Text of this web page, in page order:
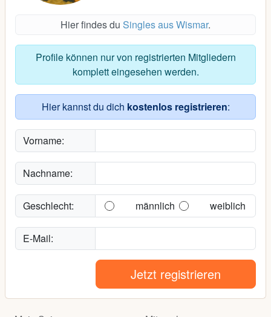
Hier findes du Singles aus Wismar.
Profile können nur von registrierten Mitgliedern
komplett eingesehen werden.
Hier kannst du dich kostenlos registrieren:
Vorname:
Nachname:
Geschlecht: männlich weiblich
E-Mail:
Jetzt registrieren